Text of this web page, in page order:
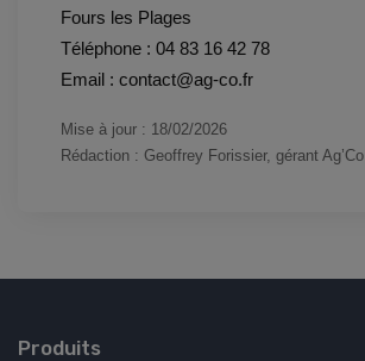
Fours les Plages
Téléphone : 04 83 16 42 78
Email : contact@ag-co.fr
Mise à jour : 18/02/2026
Rédaction : Geoffrey Forissier, gérant Ag’Co
Produits